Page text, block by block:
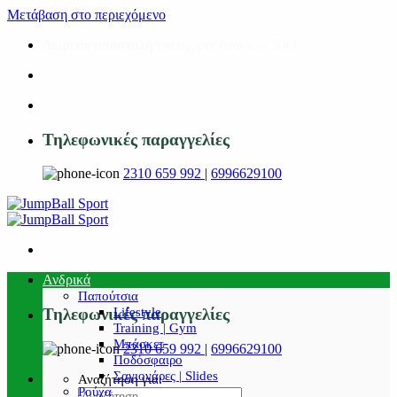
Μετάβαση στο περιεχόμενο
Τηλεφωνικές παραγγελίες
2310 659 992 | 6996629100
Τηλεφωνικές παραγγελίες
2310 659 992 | 6996629100
Αναζήτηση για:
Ανδρικά
Παπούτσια
Lifestyle
Training | Gym
Μπάσκετ
Ποδόσφαιρο
Σαγιονάρες | Slides
Ρούχα